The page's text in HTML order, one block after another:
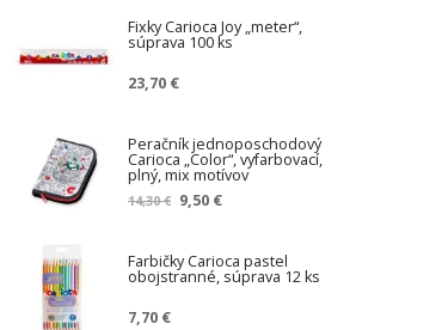
Fixky Carioca Joy „meter“,
súprava 100 ks
23,70 €
Peračník jednoposchodový
Carioca „Color“, vyfarbovací,
plný, mix motívov
14,30 €
Z
ž
e
9,50 €
Farbičky Carioca pastel
obojstranné, súprava 12 ks
7,70 €